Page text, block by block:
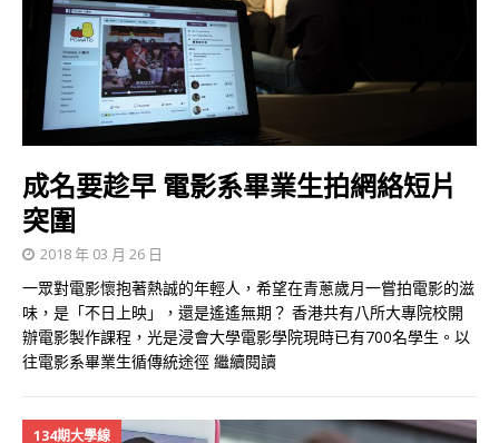
成名要趁早 電影系畢業生拍網絡短片
突圍
2018 年 03 月 26 日
一眾對電影懷抱著熱誠的年輕人，希望在青蔥歲月一嘗拍電影的滋
味，是「不日上映」，還是遙遙無期？ 香港共有八所大專院校開
辦電影製作課程，光是浸會大學電影學院現時已有700名學生。以
往電影系畢業生循傳統途徑 繼續閱讀
134期大學線